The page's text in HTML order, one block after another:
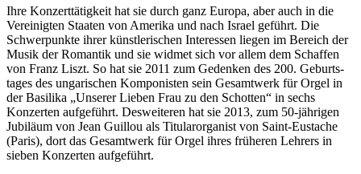
Ihre Konzerttätigkeit hat sie durch ganz Europa, aber auch in die
Vereinigten Staaten von Amerika und nach Israel geführt. Die
Schwerpunkte ihrer künstlerischen Interessen liegen im Bereich der
Musik der Romantik und sie widmet sich vor allem dem Schaffen
von Franz Liszt. So hat sie 2011 zum Gedenken des 200. Geburts­
tages des ungarischen Komponisten sein Gesamtwerk für Orgel in
der Basilika „Unserer Lieben Frau zu den Schotten“ in sechs
Konzerten aufgeführt. Desweiteren hat sie 2013, zum 50-jährigen
Jubiläum von Jean Guillou als Titularorganist von Saint-Eustache
(Paris), dort das Gesamtwerk für Orgel ihres früheren Lehrers in
sieben Konzerten aufgeführt.